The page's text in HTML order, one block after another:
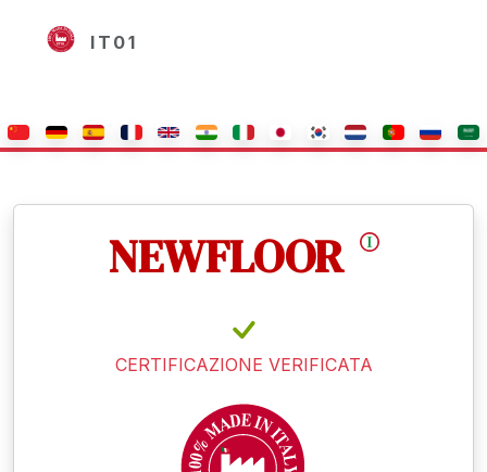
IT01
NEWFLOOR
CERTIFICAZIONE VERIFICATA